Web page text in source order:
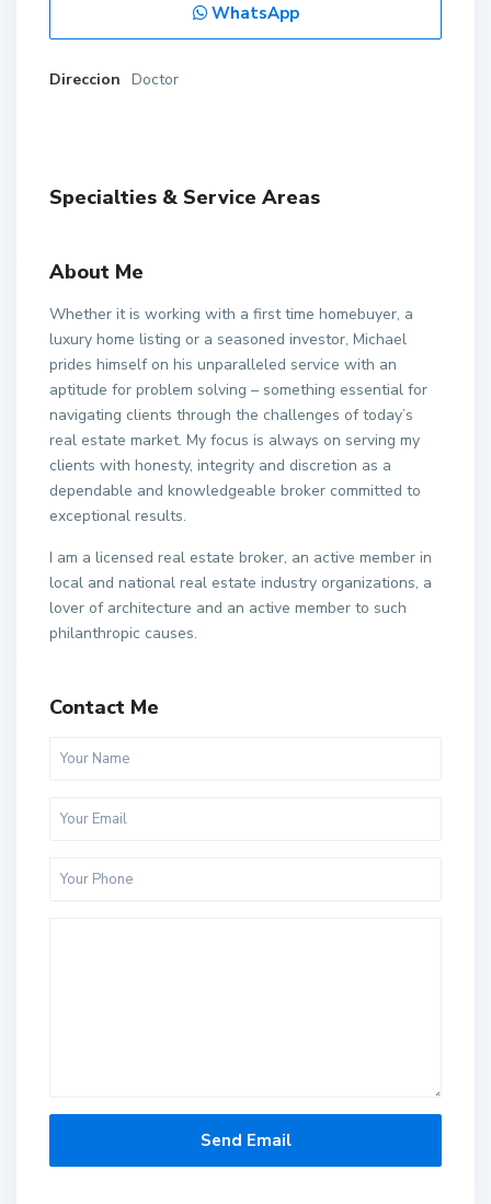
WhatsApp
Direccion Doctor
Specialties & Service Areas
About Me
Whether it is working with a first time homebuyer, a
luxury home listing or a seasoned investor, Michael
prides himself on his unparalleled service with an
aptitude for problem solving – something essential for
navigating clients through the challenges of today’s
real estate market. My focus is always on serving my
clients with honesty, integrity and discretion as a
dependable and knowledgeable broker committed to
exceptional results.
I am a licensed real estate broker, an active member in
local and national real estate industry organizations, a
lover of architecture and an active member to such
philanthropic causes.
Contact Me